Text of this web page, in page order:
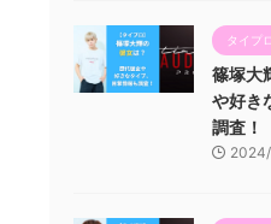
タイプロ
篠塚大
や好き
調査！